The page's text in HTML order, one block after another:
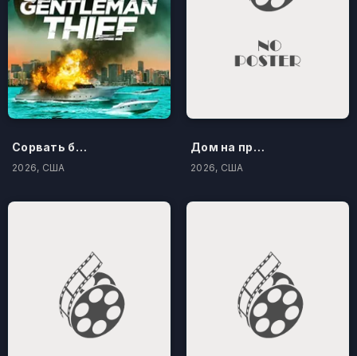
Сорвать банк 3: Вор-джентльмен
2026, США
Дом на проклятом холме
2026, США